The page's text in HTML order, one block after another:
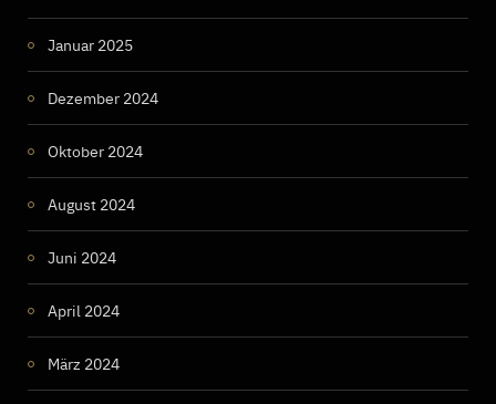
Januar 2025
Dezember 2024
Oktober 2024
August 2024
Juni 2024
April 2024
März 2024